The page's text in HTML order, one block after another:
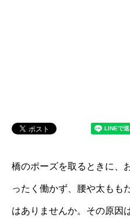
橋のポーズを取るときに、
ったく働かず、腰や太もも
はありませんか。その原因